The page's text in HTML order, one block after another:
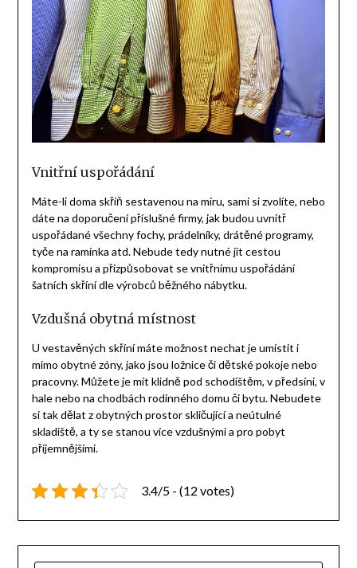
Vnitřní uspořádání
Máte-li doma skříň sestavenou na míru, sami si zvolíte, nebo
dáte na doporučení příslušné firmy, jak budou uvnitř
uspořádané všechny fochy, prádelníky, drátěné programy,
tyče na ramínka atd. Nebude tedy nutné jít cestou
kompromisu a přizpůsobovat se vnitřnímu uspořádání
šatních skříní dle výrobců běžného nábytku.
Vzdušná obytná místnost
U vestavěných skříní máte možnost nechat je umístit i
mimo obytné zóny, jako jsou ložnice či dětské pokoje nebo
pracovny. Můžete je mít klidně pod schodištěm, v předsíni, v
hale nebo na chodbách rodinného domu či bytu. Nebudete
si tak dělat z obytných prostor skličující a neútulné
skladiště, a ty se stanou více vzdušnými a pro pobyt
příjemnějšími.
3.4/5 - (12 votes)